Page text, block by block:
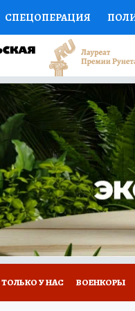
СПЕЦОПЕРАЦИЯ
НАУКА СПОРТ
ДОКТОР
ПРОГНОЗЫ НА СПОРТ
ТЕСТЫ НОВОЕ
ТОЛЬКО У НАС ВОЕНКОРЫ